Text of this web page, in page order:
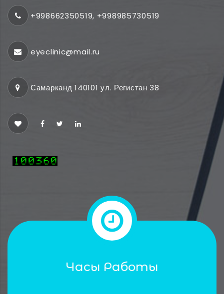
+998662350519, +998985730519
eyeclinic@mail.ru
Самарканд 140101 ул. Регистан 38
Часы Работы